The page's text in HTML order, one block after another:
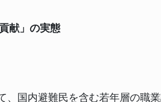
献」の実態
国内避難民を含む若年層の職